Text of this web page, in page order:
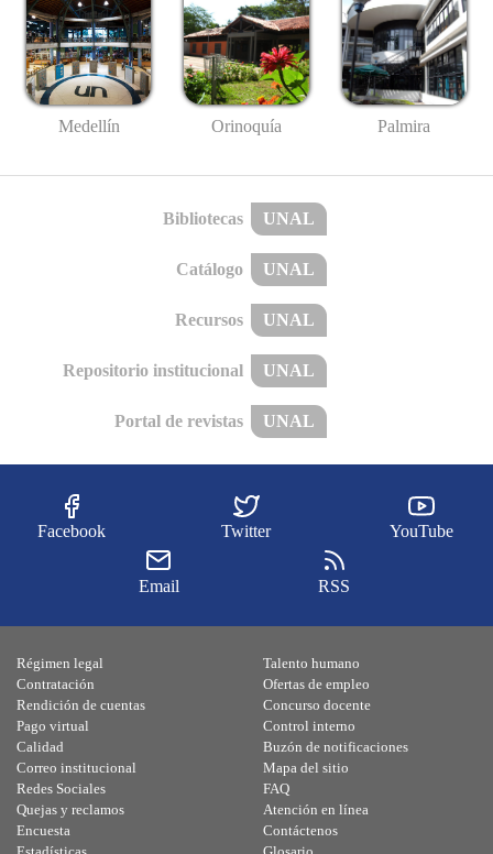
Medellín Orinoquía Palmira
Bibliotecas UNAL
Catálogo UNAL
Recursos UNAL
Repositorio institucional UNAL
Portal de revistas UNAL
Facebook Twitter YouTube
Email RSS
Régimen legal
Contratación
Rendición de cuentas
Pago virtual
Calidad
Talento humano
Ofertas de empleo
Concurso docente
Control interno
Buzón de notificaciones
Correo institucional
Redes Sociales
Quejas y reclamos
Encuesta
Mapa del sitio
FAQ
Atención en línea
Contáctenos